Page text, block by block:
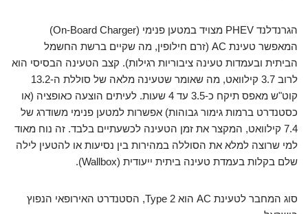
הגרנדלנד PHEV מצויד במטען פנימי (On-Board Charger)
המאפשר טעינת AC (זרם חילופין, מה שקיים ברשת החשמל
הביתית ובעמדות טעינה ציבוריות רגילות). קצב הטעינה הבסיסי הוא
לרוב 3.7 קילוואט, מה שאומר שטעינה מלאה של סוללת ה-13.2
קוט"ש מאפס תיקח כ-3.5 עד 4 שעות. לעיתים הוצעה כאופציה (או
כסטנדרט ברמות גימור גבוהות) אפשרות למטען פנימי משודרג של
7.4 קילוואט, המקצר את זמן הטעינה לכשעתיים בלבד. זה נוח מאוד
למי שרוצה למלא את הסוללה במהירות בין נסיעות או להטעין לילה
שלם בקלות בעמדת טעינה ביתית ייעודית (Wallbox).
סוג המחבר לטעינת AC הוא Type 2, הסטנדרט האירופאי הנפוץ